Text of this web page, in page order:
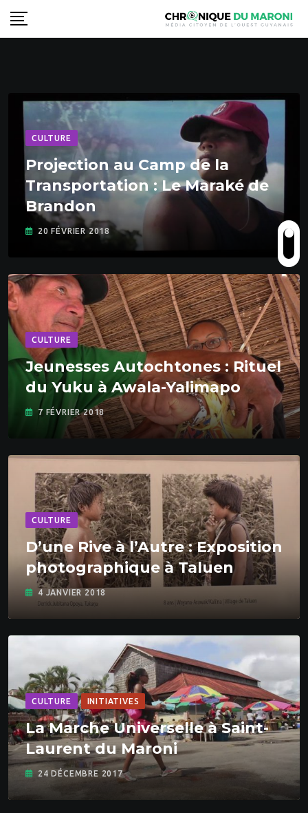
Skip
to
CULTURE
Projection au Camp de la
Transportation : Le Maraké de
Brandon
20 FÉVRIER 2018
CULTURE
Jeunesses Autochtones : Rituel
du Yuku à Awala-Yalimapo
7 FÉVRIER 2018
CULTURE
D’une Rive à l’Autre : Exposition
photographique à Taluen
4 JANVIER 2018
CULTURE INITIATIVES
La Marche Universelle à Saint-
Laurent du Maroni
24 DÉCEMBRE 2017